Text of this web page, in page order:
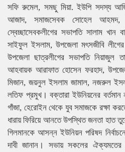
সফি রুমেল, সমছু মিয়া. ইউপি সদস্য
আজাদ, সমাজসেবক সোহেল
স্বেচ্ছাসেবকলীগের সভাপতি সালাম খান
সাইফুল ইসলাম, উপজেলা মৎসজীবি
উপজেলা ছাত্রলীগের সভাপতি নিয়াজুল
আহবায়ক আরাফাত হোসেন ফরহাদ,
মিজান, জয়নুল ইসলাম জামাল, নজরুল
লতিফ প্রমুখ। বক্তারা ইউনিয়নের
গাঁজা, হেরোইন থেকে যুব সমাজকে রক্ষা
ধারায় ফিরিয়ে আনতে উপস্থিত জনতা হাত
গিলমানকে আসন্ন ইউনিয়ন পরিষদ
দাবী জানান। সভায় সকলের